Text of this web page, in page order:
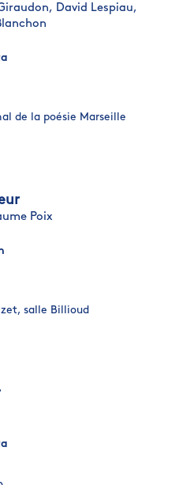
David Lespiau,
de la poésie Marseille
Poix
salle Billioud